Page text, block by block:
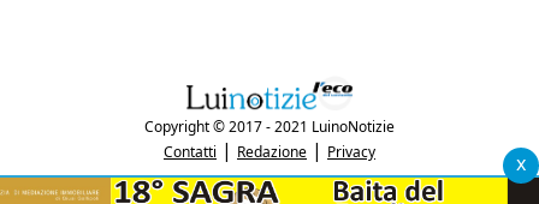
x
Copyright © 2017 - 2021 LuinoNotizie
Contatti | Redazione | Privacy
"Luinonotizie.it è una testata giornalistica iscritta al Registro Stampa del